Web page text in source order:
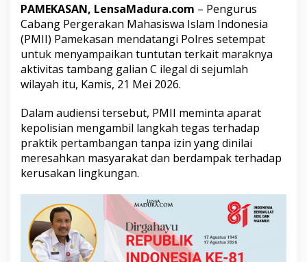
a
k
T
e
g
a
s
a
m
b
a
n
g
a
i
PAMEKASAN, LensaMadura.com – Pengurus
Cabang Pergerakan Mahasiswa Islam Indonesia
(PMII) Pamekasan mendatangi Polres setempat
untuk menyampaikan tuntutan terkait maraknya
aktivitas tambang galian C ilegal di sejumlah
wilayah itu, Kamis, 21 Mei 2026.
Dalam audiensi tersebut, PMII meminta aparat
kepolisian mengambil langkah tegas terhadap
praktik pertambangan tanpa izin yang dinilai
meresahkan masyarakat dan berdampak terhadap
kerusakan lingkungan.